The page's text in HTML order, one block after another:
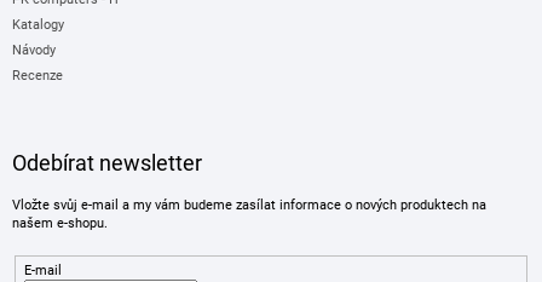
Katalogy
Návody
Recenze
Odebírat newsletter
Vložte svůj e-mail a my vám budeme zasílat informace o nových produktech na
našem e-shopu.
E-mail